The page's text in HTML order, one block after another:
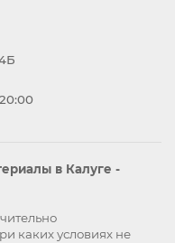
в Калуге -
каких условиях не